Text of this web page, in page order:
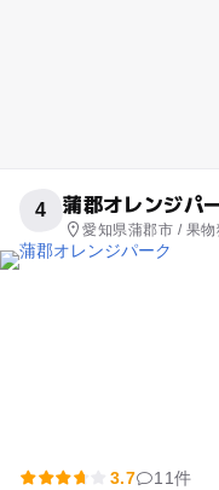
4 蒲郡オレンジパ
愛知県蒲郡市 / 果
3.7 11件